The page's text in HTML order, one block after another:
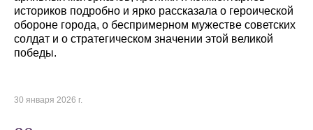
историков подробно и ярко рассказала о героической
обороне города, о беспримерном мужестве советских
солдат и о стратегическом значении этой великой
победы.
30 января 2026 г.